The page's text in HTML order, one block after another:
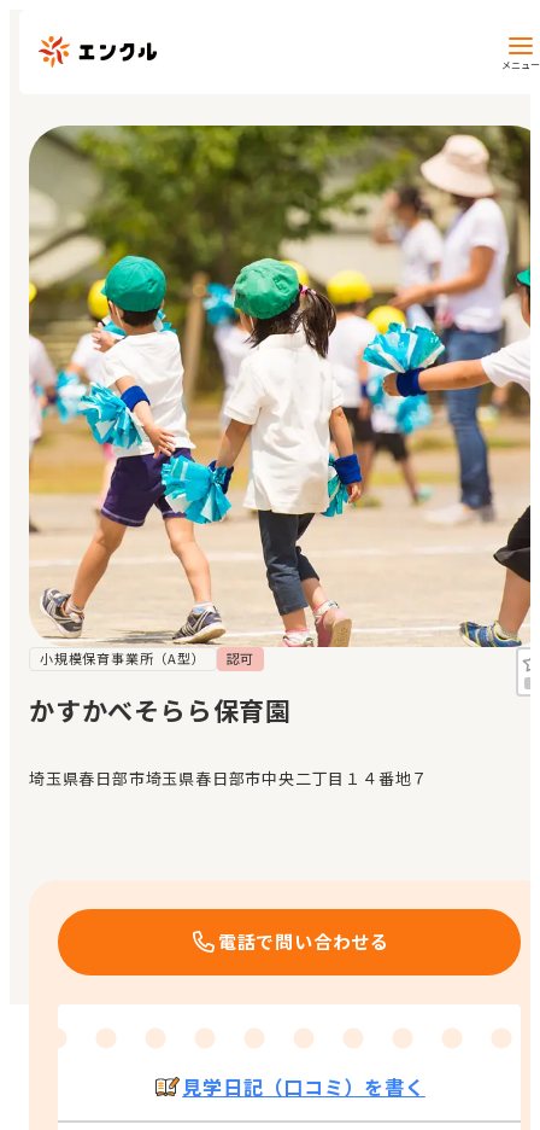
メニュー
保育園・幼稚園を探す
地図から探す
地域から探す
マイページ
閲覧履歴
お気に入り
見学日記
メッセージ
おすすめの園
エンクルの特徴と活用方法
小規模保育事業所（A型） 認可
かすかべそらら保育園
埼玉県春日部市埼玉県春日部市中央二丁目１４番地７
電話で問い合わせる
見学日記（口コミ）を書く